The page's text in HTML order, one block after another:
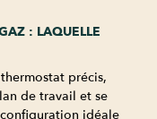
: LAQUELLE
précis,
de travail et se
configuration idéale